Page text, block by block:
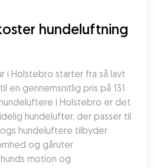
hundeluftning
i Holstebro starter fra så lavt
en gennemsnitlig pris på 131
i Holstebro er det
hundelufter, der passer til
hundeluftere tilbyder
og gåruter
motion og